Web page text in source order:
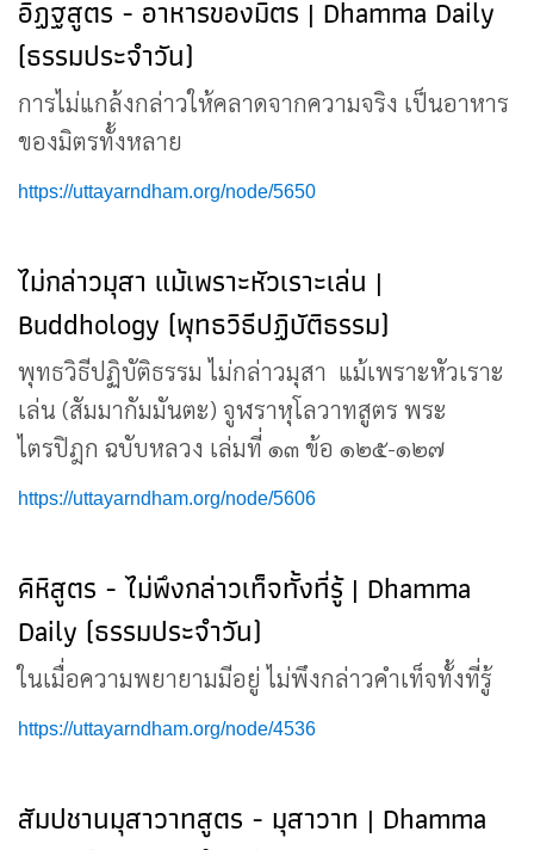
อิฏฐสูตร - อาหารของมิตร | Dhamma Daily
(ธรรมประจำวัน)
การไม่แกล้งกล่าวให้คลาดจากความจริง เป็นอาหาร
ของมิตรทั้งหลาย
https://uttayarndham.org/node/5650
ไม่กล่าวมุสา แม้เพราะหัวเราะเล่น |
Buddhology (พุทธวิธีปฏิบัติธรรม)
พุทธวิธีปฏิบัติธรรม ไม่กล่าวมุสา แม้เพราะหัวเราะ
เล่น (สัมมากัมมันตะ) จูฬราหุโลวาทสูตร พระ
ไตรปิฎก ฉบับหลวง เล่มที่ ๑๓ ข้อ ๑๒๕-๑๒๗
https://uttayarndham.org/node/5606
คิหิสูตร - ไม่พึงกล่าวเท็จทั้งที่รู้ | Dhamma
Daily (ธรรมประจำวัน)
ในเมื่อความพยายามมีอยู่ ไม่พึงกล่าวคำเท็จทั้งที่รู้
https://uttayarndham.org/node/4536
สัมปชานมุสาวาทสูตร - มุสาวาท | Dhamma